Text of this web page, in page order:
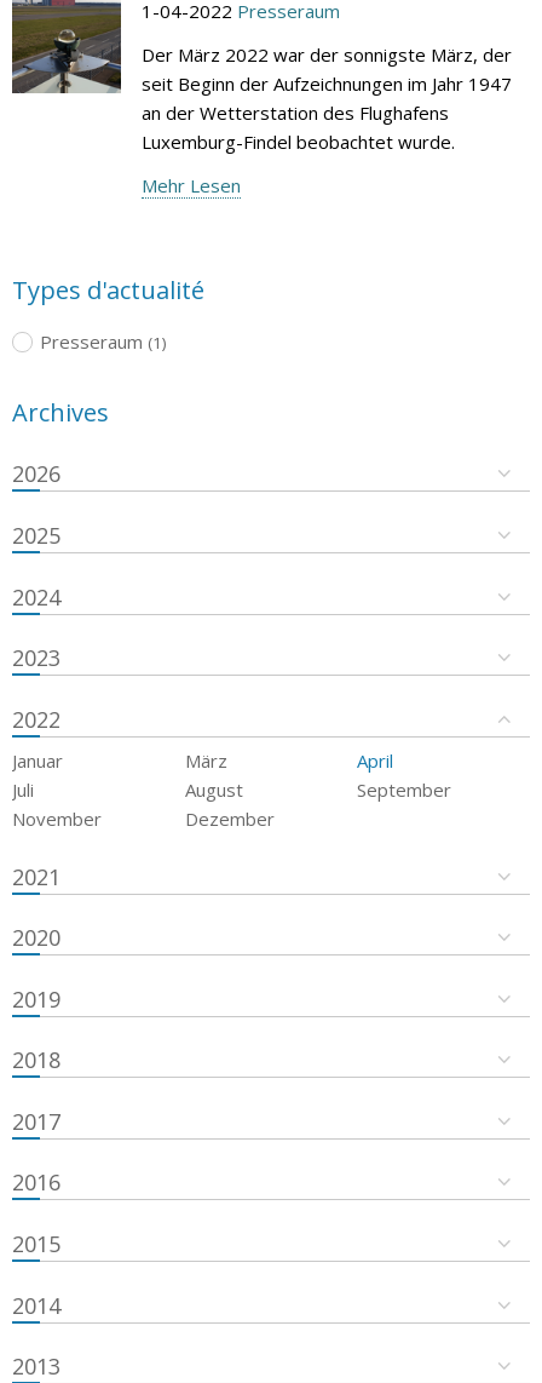
1-04-2022 Presseraum
Der März 2022 war der sonnigste März, der
seit Beginn der Aufzeichnungen im Jahr 1947
an der Wetterstation des Flughafens
Luxemburg-Findel beobachtet wurde.
Mehr Lesen
Types d'actualité
Presseraum (1)
Archives
2026
2025
2024
2023
2022
Januar März
April
Juli
August
September
November
Dezember
2021
2020
2019
2018
2017
2016
2015
2014
2013